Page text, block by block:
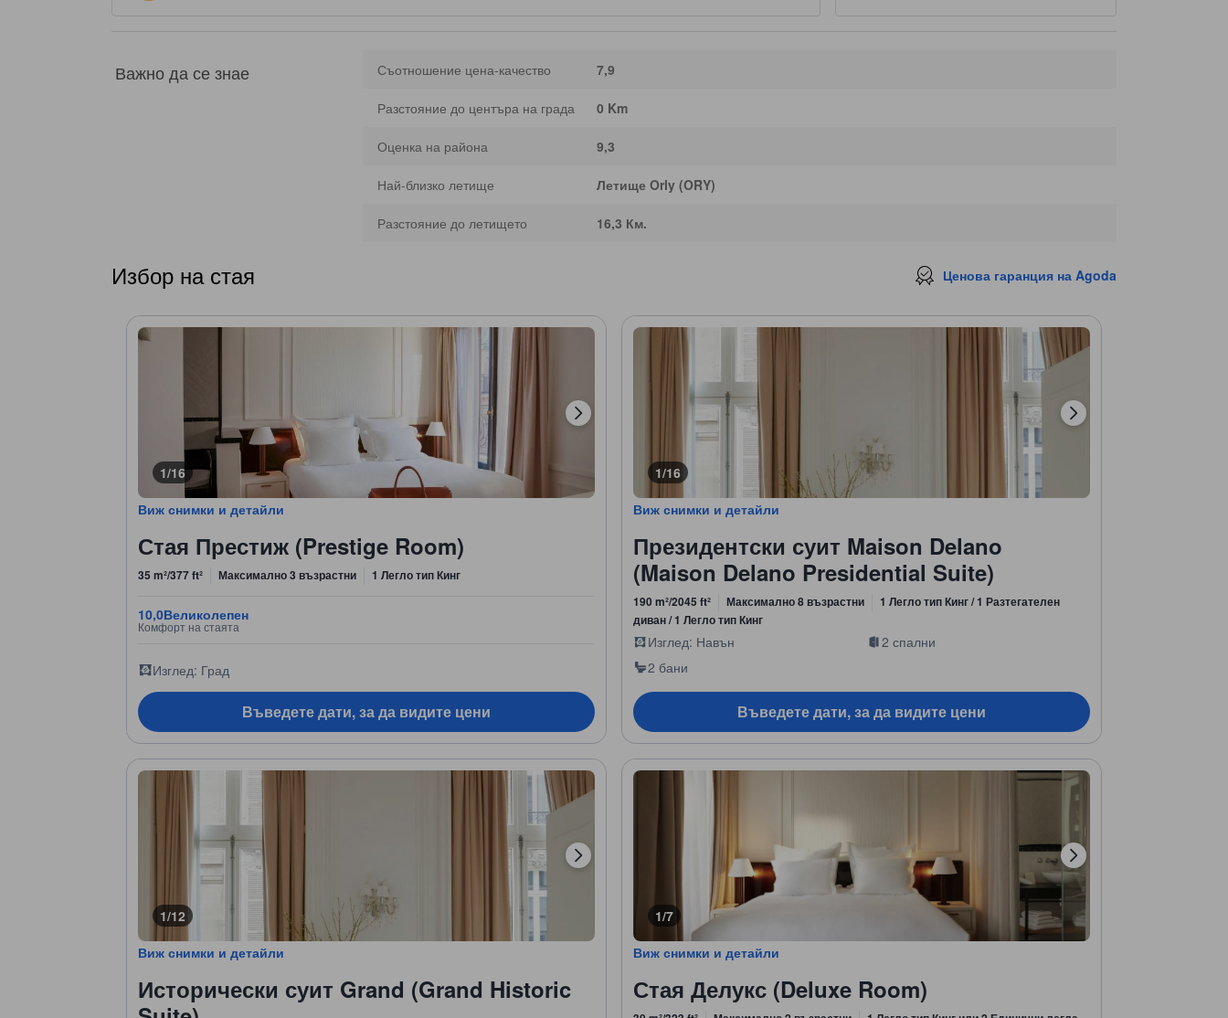
Важно да се знае Съотношение цена-качество 7,9
Разстояние до центъра на града 0 Km
Оценка на района 9,3
Най-близко летище Летище Orly (ORY)
Разстояние до летището 16,3 Км.
Избор на стая Ценова гаранция на Agoda
1/16
Виж снимки и детайли
Стая Престиж (Prestige Room)
35 m²/377 ft² Максимално 3 възрастни 1 Легло тип Кинг
10,0Великолепен
Комфорт на стаята
Изглед: Град
Въведете дати, за да видите цени
1/16
Виж снимки и детайли
Президентски суит Maison Delano
(Maison Delano Presidential Suite)
190 m²/2045 ft² Максимално 8 възрастни
1 Легло тип Кинг / 1 Разтегателен
диван / 1 Легло тип Кинг
Изглед: Навън 2 спални
2 бани
Въведете дати, за да видите цени
1/12
Виж снимки и детайли
Исторически суит Grand (Grand Historic
1/7
Виж снимки и детайли
Стая Делукс (Deluxe Room)